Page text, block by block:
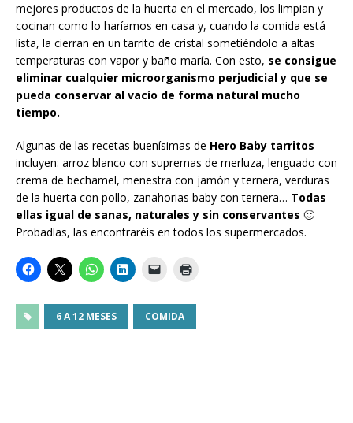
mejores productos de la huerta en el mercado, los limpian y
cocinan como lo haríamos en casa y, cuando la comida está
lista, la cierran en un tarrito de cristal sometiéndolo a altas
temperaturas con vapor y baño maría. Con esto, se consigue
eliminar cualquier microorganismo perjudicial y que se
pueda conservar al vacío de forma natural mucho
tiempo.
Algunas de las recetas buenísimas de Hero Baby tarritos
incluyen: arroz blanco con supremas de merluza, lenguado con
crema de bechamel, menestra con jamón y ternera, verduras
de la huerta con pollo, zanahorias baby con ternera… Todas
ellas igual de sanas, naturales y sin conservantes 🙂
Probadlas, las encontraréis en todos los supermercados.
6 A 12 MESES COMIDA